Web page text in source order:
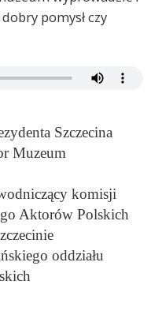
pomysł czy
Szczecina
Muzeum
komisji
Aktorów Polskich
oddziału